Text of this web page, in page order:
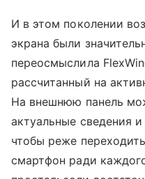
И в этом поколении
экрана были
переосмыслила
рассчитанный на
На внешнюю панель
актуальные сведения
чтобы реже
смартфон ради